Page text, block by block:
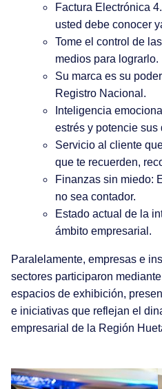
Factura Electrónica
usted debe conocer
Tome el control de
medios para lograrlo.
Su marca es su
Registro Nacional.
Inteligencia
estrés y potencie sus
Servicio al cliente
que te recuerden,
Finanzas sin miedo:
no sea contador.
Estado actual de la
ámbito empresarial.
Paralelamente, empresas e
sectores participaron
espacios de exhibición,
e iniciativas que reflejan el
empresarial de la Región